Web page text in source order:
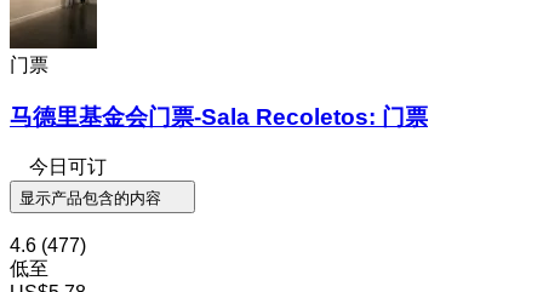
门票
马德里基金会门票-Sala Recoletos: 门票
今日可订
显示产品包含的内容
4.6 (477)
低至